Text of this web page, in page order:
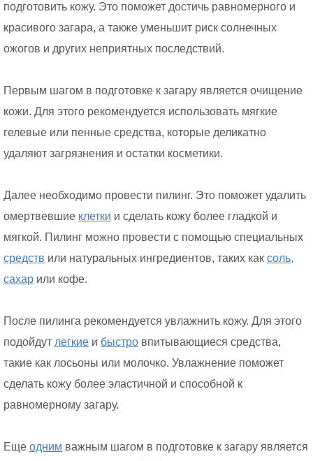
подготовить кожу. Это поможет достичь равномерного и
красивого загара, а также уменьшит риск солнечных
ожогов и других неприятных последствий.
Первым шагом в подготовке к загару является очищение
кожи. Для этого рекомендуется использовать мягкие
гелевые или пенные средства, которые деликатно
удаляют загрязнения и остатки косметики.
Далее необходимо провести пилинг. Это поможет удалить
омертвевшие клетки и сделать кожу более гладкой и
мягкой. Пилинг можно провести с помощью специальных
средств или натуральных ингредиентов, таких как соль,
сахар или кофе.
После пилинга рекомендуется увлажнить кожу. Для этого
подойдут легкие и быстро впитывающиеся средства,
такие как лосьоны или молочко. Увлажнение поможет
сделать кожу более эластичной и способной к
равномерному загару.
Еще одним важным шагом в подготовке к загару является